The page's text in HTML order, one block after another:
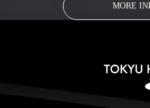
MORE